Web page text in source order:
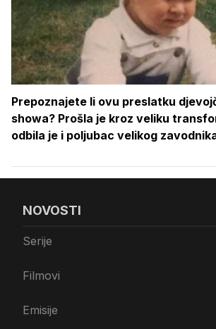
Prepoznajete li ovu preslatku
showa? Prošla je kroz veliku
odbila je i poljubac velikog
NOVOSTI
Serije
Filmovi
Emisije